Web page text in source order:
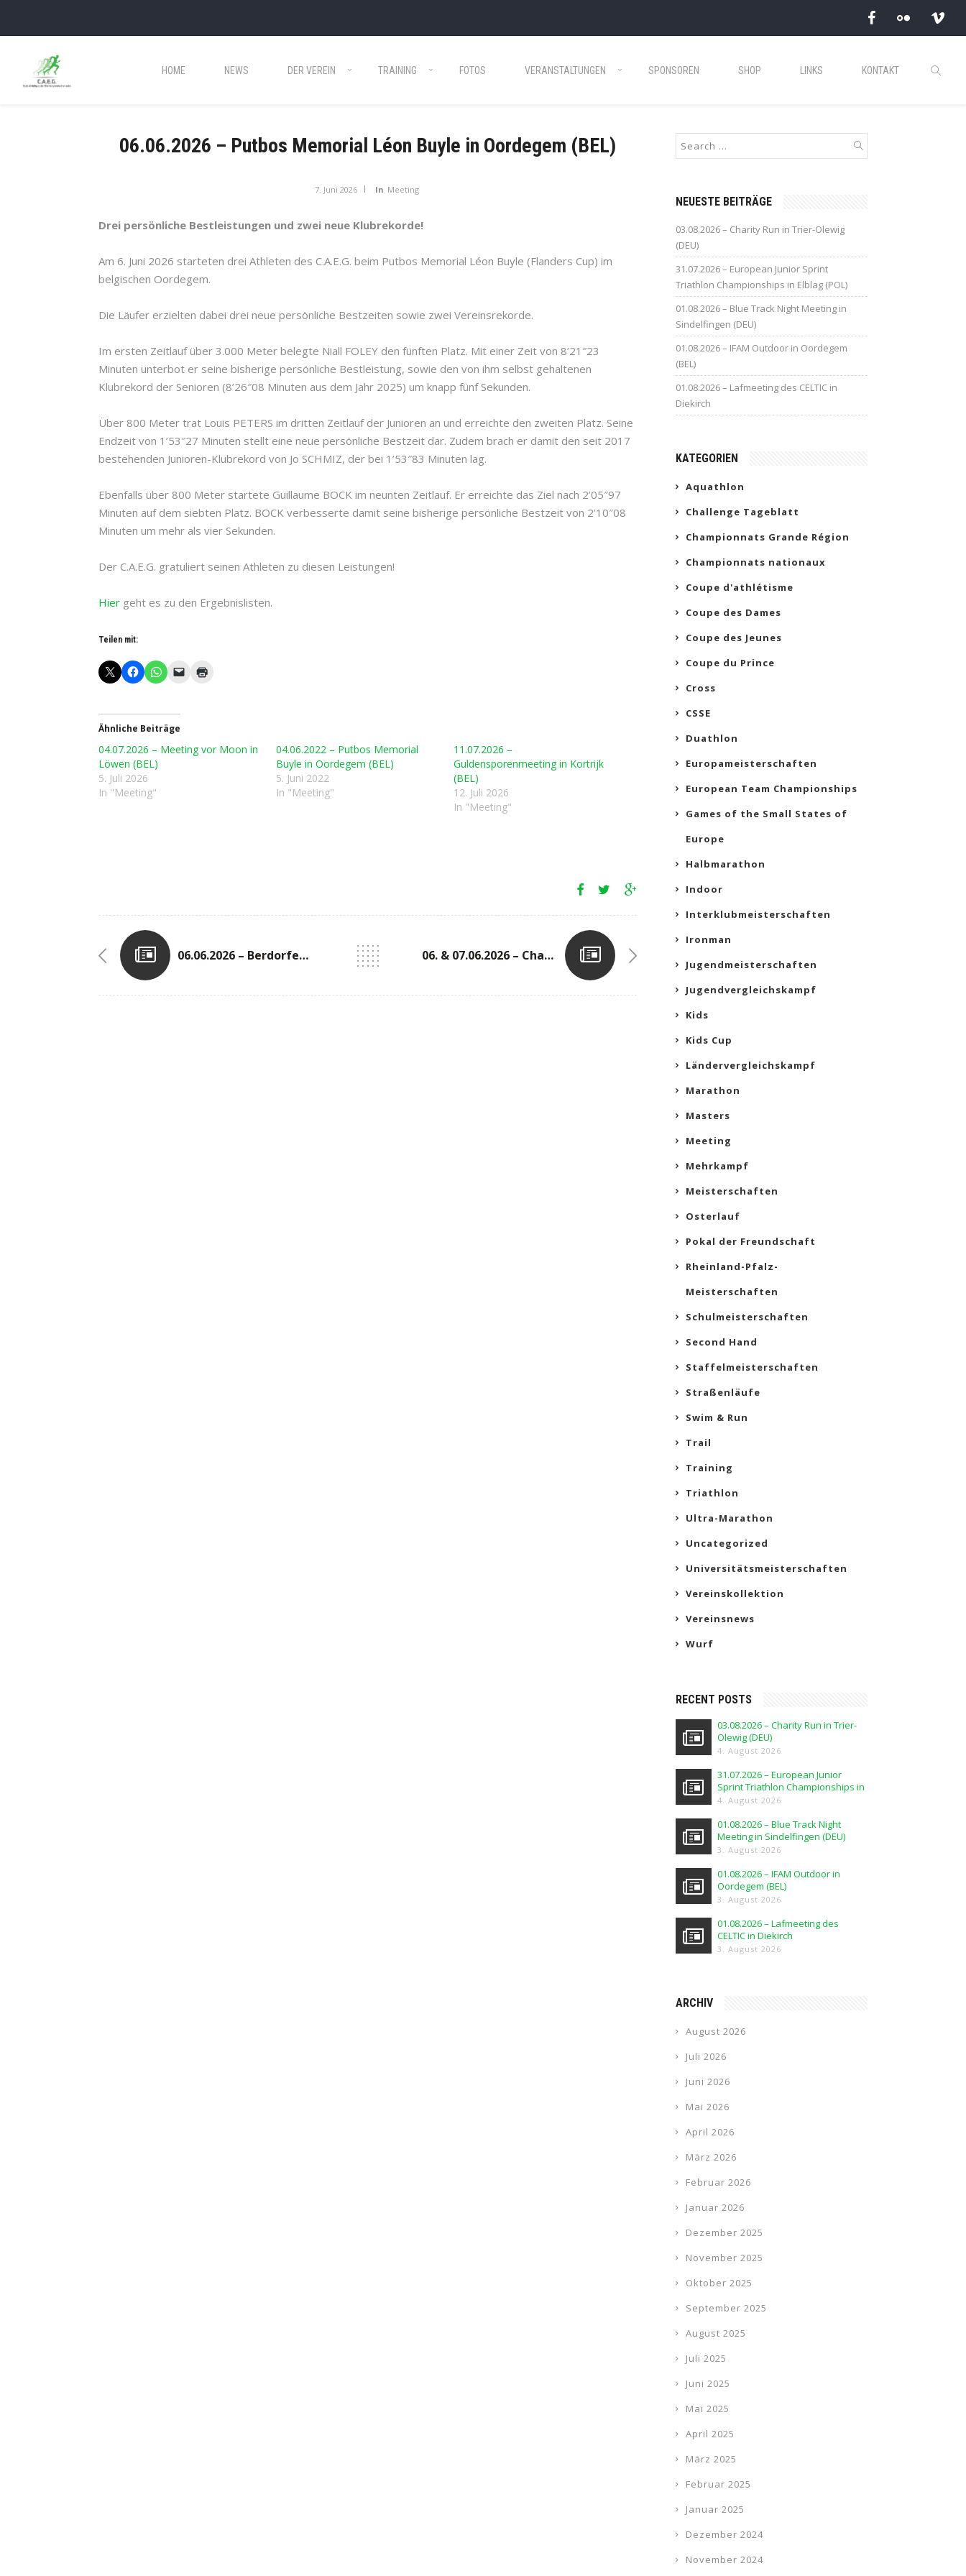
HOME NEWS DER VEREIN TRAINING FOTOS VERANSTALTUNGEN SPONSOREN SHOP LINKS KONTAKT
06.06.2026 – Putbos Memorial Léon Buyle in Oordegem (BEL)
7. Juni 2026 In Meeting
Drei persönliche Bestleistungen und zwei neue Klubrekorde!
Am 6. Juni 2026 starteten drei Athleten des C.A.E.G. beim Putbos Memorial Léon Buyle (Flanders Cup) im
belgischen Oordegem.
Die Läufer erzielten dabei drei neue persönliche Bestzeiten sowie zwei Vereinsrekorde.
Im ersten Zeitlauf über 3.000 Meter belegte Niall FOLEY den fünften Platz. Mit einer Zeit von 8’21″23
Minuten unterbot er seine bisherige persönliche Bestleistung, sowie den von ihm selbst gehaltenen
Klubrekord der Senioren (8’26″08 Minuten aus dem Jahr 2025) um knapp fünf Sekunden.
Über 800 Meter trat Louis PETERS im dritten Zeitlauf der Junioren an und erreichte den zweiten Platz. Seine
Endzeit von 1’53″27 Minuten stellt eine neue persönliche Bestzeit dar. Zudem brach er damit den seit 2017
bestehenden Junioren-Klubrekord von Jo SCHMIZ, der bei 1’53″83 Minuten lag.
Ebenfalls über 800 Meter startete Guillaume BOCK im neunten Zeitlauf. Er erreichte das Ziel nach 2’05″97
Minuten auf dem siebten Platz. BOCK verbesserte damit seine bisherige persönliche Bestzeit von 2’10″08
Minuten um mehr als vier Sekunden.
Der C.A.E.G. gratuliert seinen Athleten zu diesen Leistungen!
Hier geht es zu den Ergebnislisten.
Teilen mit:
Ähnliche Beiträge
04.07.2026 – Meeting vor Moon in
Löwen (BEL)
5. Juli 2026
In "Meeting"
04.06.2022 – Putbos Memorial
Buyle in Oordegem (BEL)
5. Juni 2022
In "Meeting"
11.07.2026 –
Guldensporenmeeting in Kortrijk
(BEL)
12. Juli 2026
In "Meeting"
06.06.2026 – Berdorfer Laf 06. & 07.06.2026 – Championnats Nationaux Interclubs + Challenge U16 (C.A.P.A.)
NEUESTE BEITRÄGE
03.08.2026 – Charity Run in Trier-Olewig
(DEU)
31.07.2026 – European Junior Sprint
Triathlon Championships in Elblag (POL)
01.08.2026 – Blue Track Night Meeting in
Sindelfingen (DEU)
01.08.2026 – IFAM Outdoor in Oordegem
(BEL)
01.08.2026 – Lafmeeting des CELTIC in
Diekirch
KATEGORIEN
Aquathlon
Challenge Tageblatt
Championnats Grande Région
Championnats nationaux
Coupe d'athlétisme
Coupe des Dames
Coupe des Jeunes
Coupe du Prince
Cross
CSSE
Duathlon
Europameisterschaften
European Team Championships
Games of the Small States of
Europe
Halbmarathon
Indoor
Interklubmeisterschaften
Ironman
Jugendmeisterschaften
Jugendvergleichskampf
Kids
Kids Cup
Ländervergleichskampf
Marathon
Masters
Meeting
Mehrkampf
Meisterschaften
Osterlauf
Pokal der Freundschaft
Rheinland-Pfalz-
Meisterschaften
Schulmeisterschaften
Second Hand
Staffelmeisterschaften
Straßenläufe
Swim & Run
Trail
Training
Triathlon
Ultra-Marathon
Uncategorized
Universitätsmeisterschaften
Vereinskollektion
Vereinsnews
Wurf
RECENT POSTS
03.08.2026 – Charity Run in Trier-
Olewig (DEU)
4. August 2026
31.07.2026 – European Junior
Sprint Triathlon Championships in
Elblag (POL)
4. August 2026
01.08.2026 – Blue Track Night
Meeting in Sindelfingen (DEU)
3. August 2026
01.08.2026 – IFAM Outdoor in
Oordegem (BEL)
3. August 2026
01.08.2026 – Lafmeeting des
CELTIC in Diekirch
3. August 2026
ARCHIV
August 2026
Juli 2026
Juni 2026
Mai 2026
April 2026
März 2026
Februar 2026
Januar 2026
Dezember 2025
November 2025
Oktober 2025
September 2025
August 2025
Juli 2025
Juni 2025
Mai 2025
April 2025
März 2025
Februar 2025
Januar 2025
Dezember 2024
November 2024